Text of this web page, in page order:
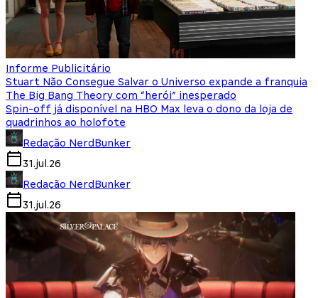
Informe Publicitário
Stuart Não Consegue Salvar o Universo expande a franquia
The Big Bang Theory com “herói” inesperado
Spin-off já disponível na HBO Max leva o dono da loja de
quadrinhos ao holofote
Redação NerdBunker
31.jul.26
Redação NerdBunker
31.jul.26